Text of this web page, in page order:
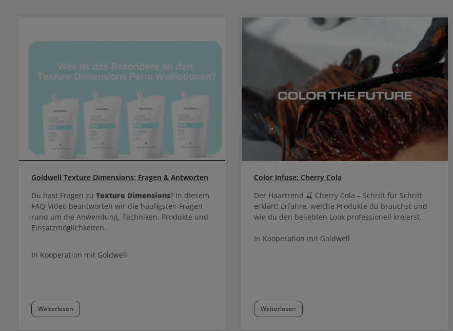
Goldwell Texture Dimensions: Fragen & Antworten
Du hast Fragen zu Texture Dimensions? In diesem
FAQ-Video beantworten wir die häufigsten Fragen
rund um die Anwendung, Techniken, Produkte und
Einsatzmöglichkeiten.
In Kooperation mit Goldwell
Weiterlesen
Color Infuse: Cherry Cola
Der Haartrend 🍒 Cherry Cola – Schritt für Schritt
erklärt! Erfahre, welche Produkte du brauchst und
wie du den beliebten Look professionell kreierst.
In Kooperation mit Goldwell
Weiterlesen